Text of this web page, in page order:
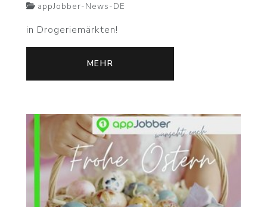
appJobber-News-DE
in Drogeriemärkten!
MEHR